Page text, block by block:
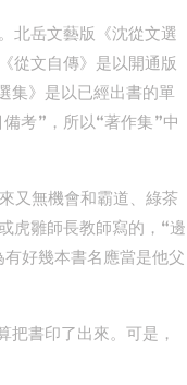
北岳文藝版《沈從文選
從文自傳》是以開通版
集》是以已經出書的單
考”，所以“著作集”中
又無機會和霸道、綠茶
虎雛師長教師寫的，“邊
好幾本書名應當是他父
書印了出來。可是，